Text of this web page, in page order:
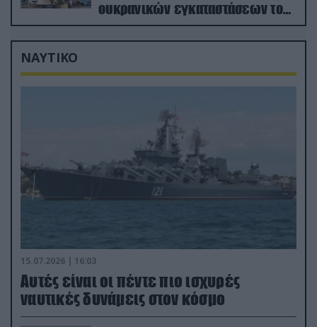
ουκρανικών εγκαταστάσεων τον
Ιούλιο
ΝΑΥΤΙΚΟ
15.07.2026 | 16:03
Aυτές είναι οι πέντε πιο ισχυρές
ναυτικές δυνάμεις στον κόσμο